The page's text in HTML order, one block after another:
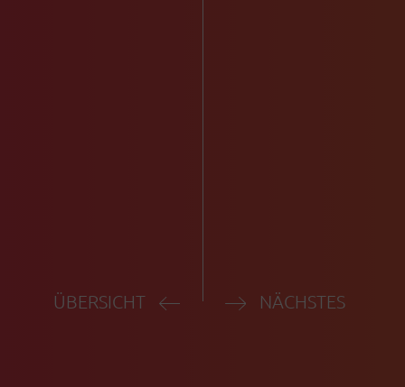
ÜBERSICHT NÄCHSTES